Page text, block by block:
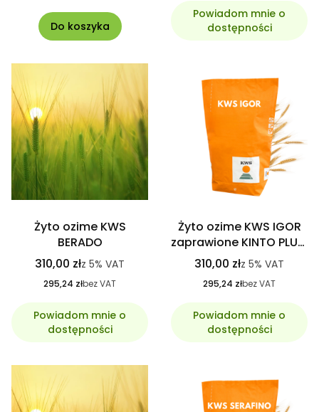
Do koszyka
Powiadom mnie o
dostępności
Żyto ozime KWS
BERADO
310,00 złz 5% VAT
295,24 złbez VAT
Powiadom mnie o
dostępności
Żyto ozime KWS IGOR
zaprawione KINTO PLUS,
C1 hybrydowe
310,00 złz 5% VAT
295,24 złbez VAT
Powiadom mnie o
dostępności